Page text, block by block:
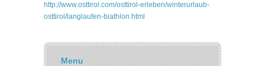
http://www.osttirol.com/osttirol-erleben/winterurlaub-
osttirol/langlaufen-biathlon.html
Menu